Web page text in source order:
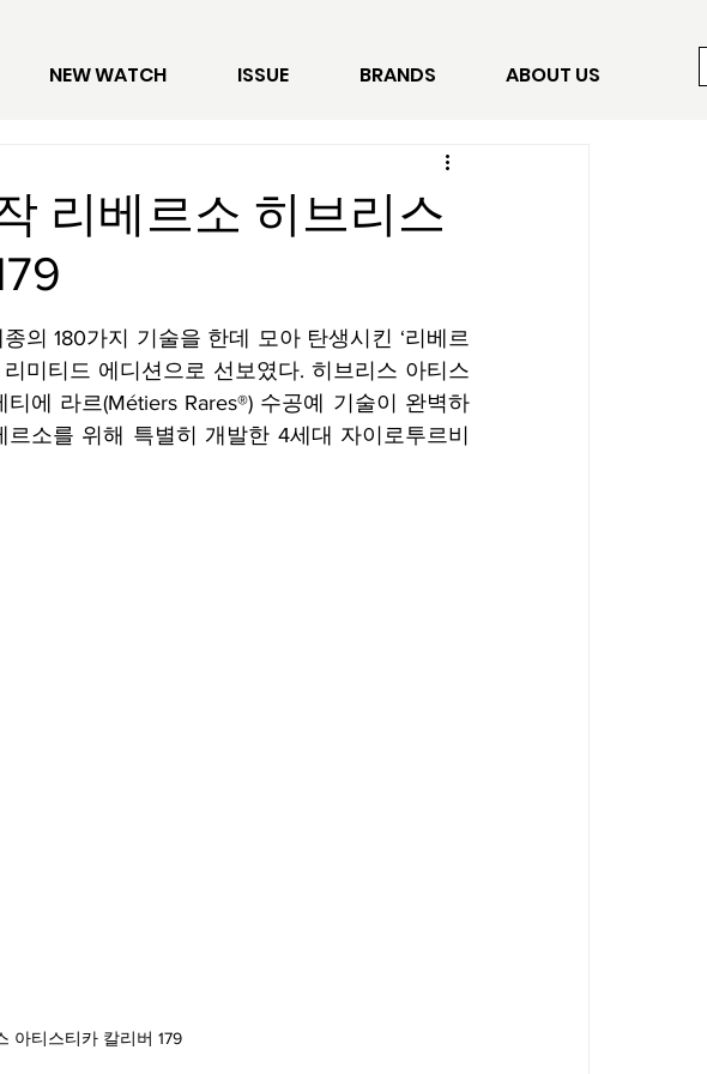
NEW WATCH ISSUE BRANDS ABOUT US
리베르소 히브리스
의 180가지 기술을 한데 모아 탄생시킨 ‘리베르
리미티드 에디션으로 선보였다. 히브리스 아티스
에 라르(Métiers Rares®) 수공예 기술이 완벽하
소를 위해 특별히 개발한 4세대 자이로투르비
아티스티카 칼리버 179